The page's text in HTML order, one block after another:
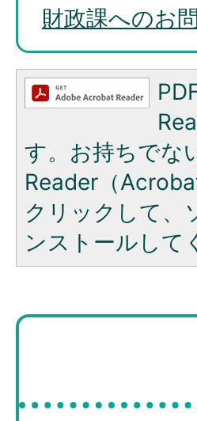
財政課へのお
す。お持ちでな
Reader（
クリックして、
ンストールして